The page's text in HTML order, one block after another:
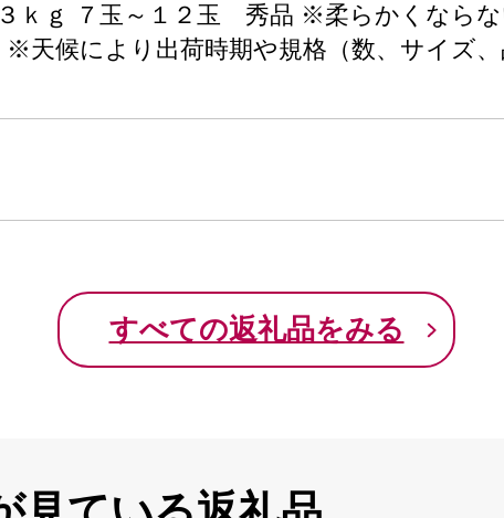
ｋｇ ７玉～１２玉 秀品 ※柔らかくなら
天候により出荷時期や規格（数、サイズ
すべての返礼品をみる